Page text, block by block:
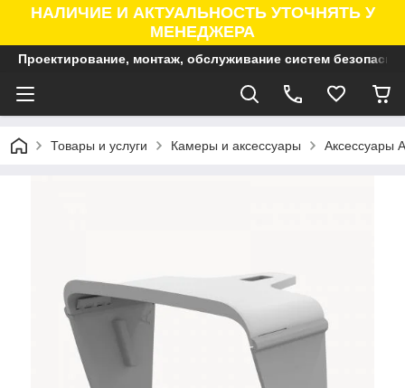
НАЛИЧИЕ И АКТУАЛЬНОСТЬ УТОЧНЯТЬ У
МЕНЕДЖЕРА
Проектирование, монтаж, обслуживание систем
Товары и услуги Камеры и аксессуары Аксессуары